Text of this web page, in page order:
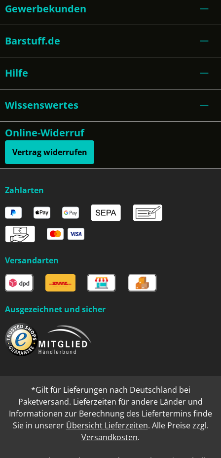
Gewerbekunden
Barstuff.de
Hilfe
Wissenswertes
Online-Widerruf
Vertrag widerrufen
Zahlarten
Versandarten
Ausgezeichnet und sicher
*Gilt für Lieferungen nach Deutschland bei
Paketversand. Lieferzeiten für andere Länder und
Informationen zur Berechnung des Liefertermins finde
Sie in unserer Übersicht Lieferzeiten. Alle Preise zzgl.
Versandkosten.